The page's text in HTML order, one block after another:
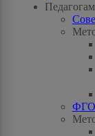
Педагогам